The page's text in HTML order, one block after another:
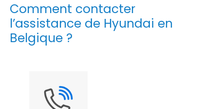
Comment contacter
l’assistance de Hyundai en
Belgique ?